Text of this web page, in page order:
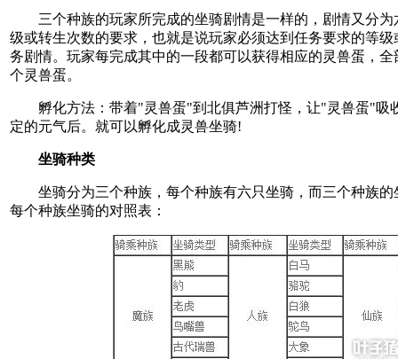
三个种族的玩家所完成的坐骑剧情是一样的，剧情又分为
级或转生次数的要求，也就是说玩家必须达到任务要求的等
务剧情。玩家每完成其中的一段都可以获得相应的灵兽蛋，
个灵兽蛋。
孵化方法：带着"灵兽蛋"到北俱芦洲打怪，让"灵兽蛋"吸
定的元气后。就可以孵化成灵兽坐骑!
坐骑种类
坐骑分为三个种族，每个种族有六只坐骑，而三个种族的
每个种族坐骑的对照表：